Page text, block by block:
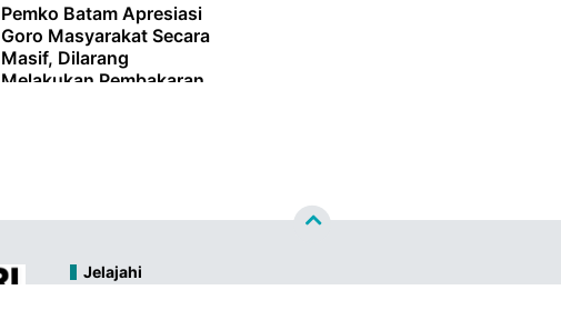
Pemko Batam Apresiasi
Goro Masyarakat Secara
Masif, Dilarang
Melakukan Pembakaran
Jelajahi